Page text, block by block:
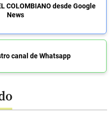
COLOMBIANO desde Google
News
canal de Whatsapp